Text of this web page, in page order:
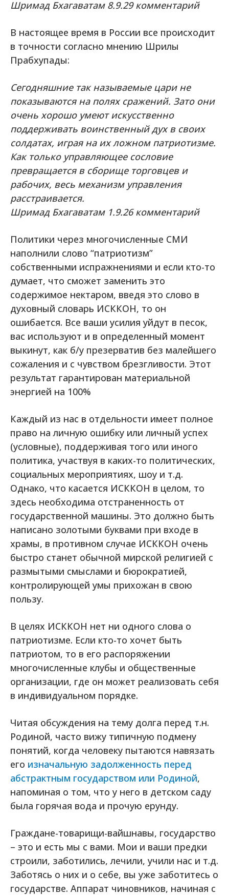
Шримад Бхагаватам8.9.29 комментарий
В настоящее время в России все происходит
в точности согласно мнению Шрилы
Прабхупады:
Сегодняшние так называемые цари не
показываются на полях сражений. Зато они
очень хорошо умеют искусственно
поддерживать воинственный дух в своих
солдатах, играя на их ложном патриотизме.
Как только управляющее сословие
превращается в сборище торговцев и
рабочих, весь механизм управления
расстраивается.
Шримад Бхагаватам1.9.26 комментарий
Политики через многочисленные СМИ
наполнили слово “патриотизм”
собственными испражнениями и если кто-то
думает, что сможет заменить это
содержимое нектаром, введя это слово в
духовный словарь ИСККОН, то он
ошибается. Все ваши усилия уйдут в песок,
вас используют и в определенный момент
выкинут, как б/у презерватив без малейшего
сожаления и с чувством брезгливости. Этот
результат гарантирован материальной
энергией на 100%
Каждый из нас в отдельности имеет полное
право на личную ошибку или личный успех
(условные), поддерживая того или иного
политика, участвуя в каких-то политических,
социальных мероприятиях, шоу и т.д.
Однако, что касается ИСККОН в целом, то
здесь необходима отстраненность от
государственной машины. Это должно быть
написано золотыми буквами при входе в
храмы, в противном случае ИСККОН очень
быстро станет обычной мирской религией с
размытыми смыслами и бюрократией,
контролирующей умы прихожан в свою
пользу.
В целях ИСККОН нет ни одного слова о
патриотизме. Если кто-то хочет быть
патриотом, то в его распоряжении
многочисленные клубы и общественные
организации, где он может реализовать себя
в индивидуальном порядке.
Читая обсуждения на тему долга перед т.н.
Родиной, часто вижу типичную подмену
понятий, когда человеку пытаются навязать
его изначальную задолженность перед
абстрактным государством или Родиной,
напоминая о том, что у него в детском саду
была горячая вода и прочую ерунду.
Граждане-товарищи-вайшнавы, государство
– это и есть мы с вами. Мои и ваши предки
строили, заботились, лечили, учили нас и т.д.
Заботясь о них и о себе, вы уже заботитесь о
государстве. Аппарат чиновников, начиная с